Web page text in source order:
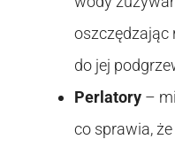
oszczędzając
do jej
Perlatory –
co sprawia,